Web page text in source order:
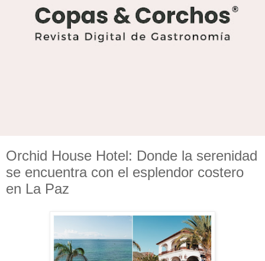
Orchid House Hotel: Donde la serenidad
se encuentra con el esplendor costero
en La Paz